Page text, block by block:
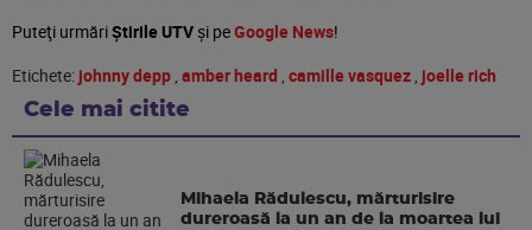
Puteţi urmăriȘtirile UTVşi peGoogle News!
Etichete: johnny depp , amber heard , camille vasquez , joelle rich
Cele mai citite
Mihaela Rădulescu, mărturisire
dureroasă la un an de la moartea lui